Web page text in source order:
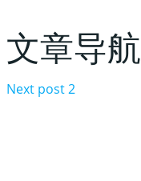
文章导航
Next post2